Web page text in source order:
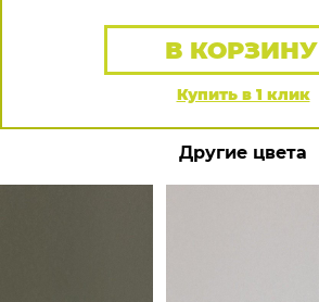
Купить в 1 клик
В КОРЗИНУ
Другие цвета